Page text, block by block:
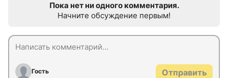
Пока нет ни одного комментария.
Начните обсуждение первым!
Гость Отправить